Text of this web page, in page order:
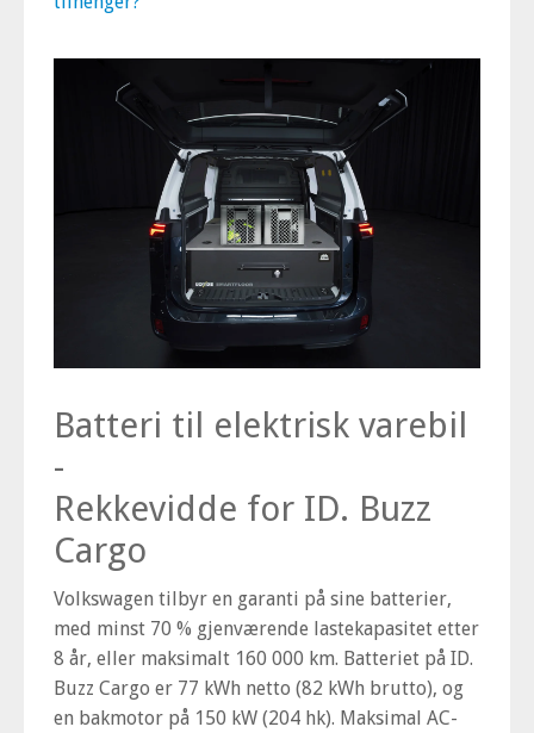
Batteri til elektrisk varebil
-
Rekkevidde for ID. Buzz
Cargo
Volkswagen tilbyr en garanti på sine batterier,
med minst 70 % gjenværende lastekapasitet etter
8 år, eller maksimalt 160 000 km. Batteriet på ID.
Buzz Cargo er 77 kWh netto (82 kWh brutto), og
en bakmotor på 150 kW (204 hk). Maksimal AC-